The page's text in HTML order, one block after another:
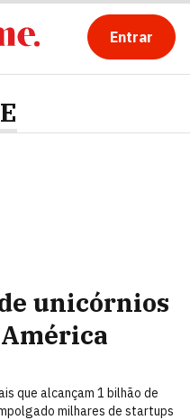
Entrar
unicórnios
que alcançam 1 bilhão de
milhares de startups